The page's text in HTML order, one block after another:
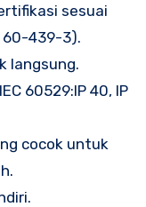
sesuai
60-439-3).
langsung.
60529:IP 40, IP
cocok untuk